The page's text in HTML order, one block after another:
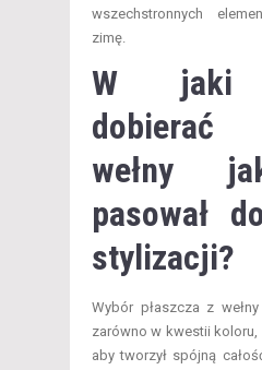
wszechstronnych
zimę.
W jaki
dobierać
wełny
pasował
stylizacji?
Wybór płaszcza z
zarówno w kwestii
aby tworzył spójną